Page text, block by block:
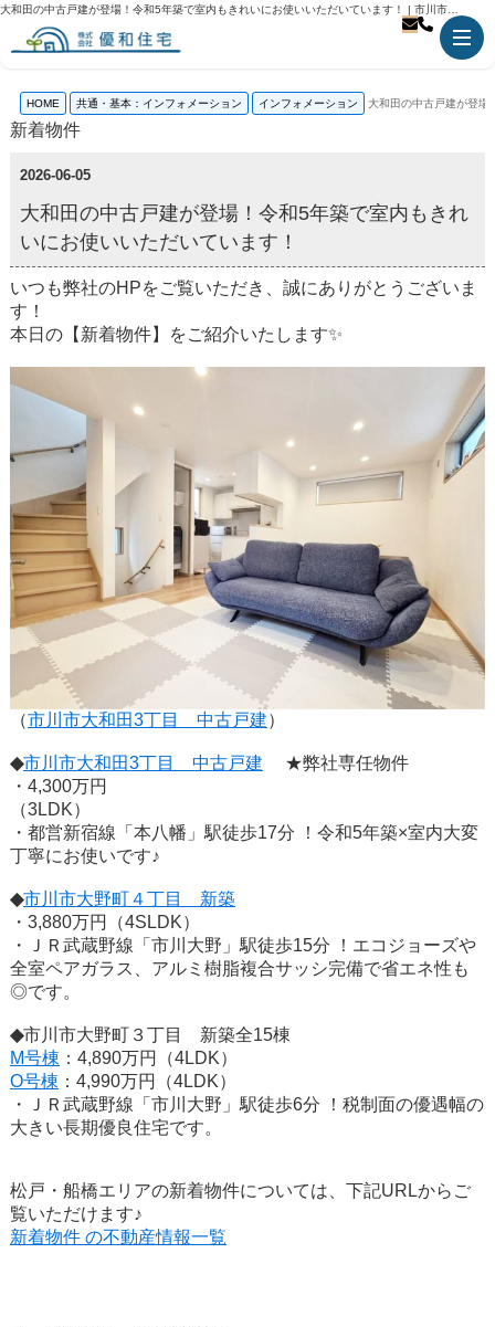
HOME 共通・基本：インフォメーション インフォメーション 大和田の中古戸建が登場
新着物件
2026-06-05
大和田の中古戸建が登場！令和5年築で室内もきれ
いにお使いいただいています！
いつも弊社のHPをご覧いただき、誠にありがとうございま
す！
本日の【新着物件】をご紹介いたします✨
（市川市大和田3丁目 中古戸建）
◆市川市大和田3丁目 中古戸建 ★弊社専任物件
・4,300万円
・都営新宿線「本八幡」駅徒歩17分 ！令和5年築×室内大変
丁寧にお使いです♪
◆市川市大野町４丁目 新築
・3,880万円（4SLDK）
・ＪＲ武蔵野線「市川大野」駅徒歩15分 ！エコジョーズや
全室ペアガラス、アルミ樹脂複合サッシ完備で省エネ性も
◎です。
◆市川市大野町３丁目 新築全15棟
M号棟 ：4,890万円（4LDK）
O号棟 ：4,990万円（4LDK）
・ＪＲ武蔵野線「市川大野」駅徒歩6分 ！税制面の優遇幅の
大きい長期優良住宅です。
松戸・船橋エリアの新着物件については、下記URLからご
覧いただけます♪
新着物件 の不動産情報一覧